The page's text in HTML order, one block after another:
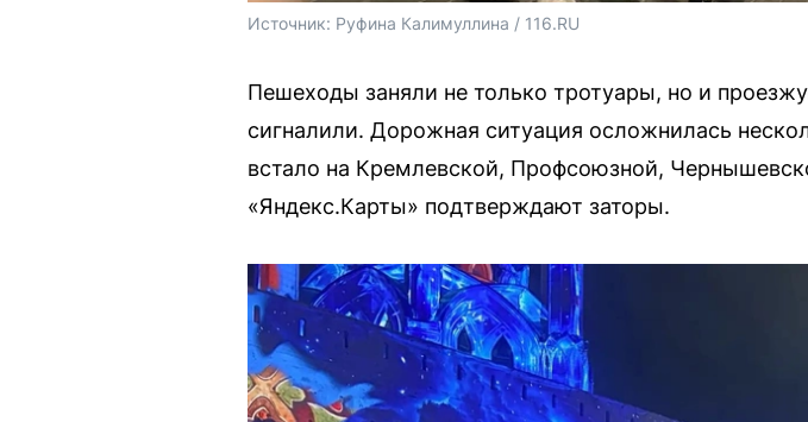
Источник: Руфина Калимуллина / 116.RU
Пешеходы заняли не только тротуары, но и
сигналили. Дорожная ситуация осложнилась
встало на Кремлевской, Профсоюзной,
«Яндекс.Карты» подтверждают заторы.